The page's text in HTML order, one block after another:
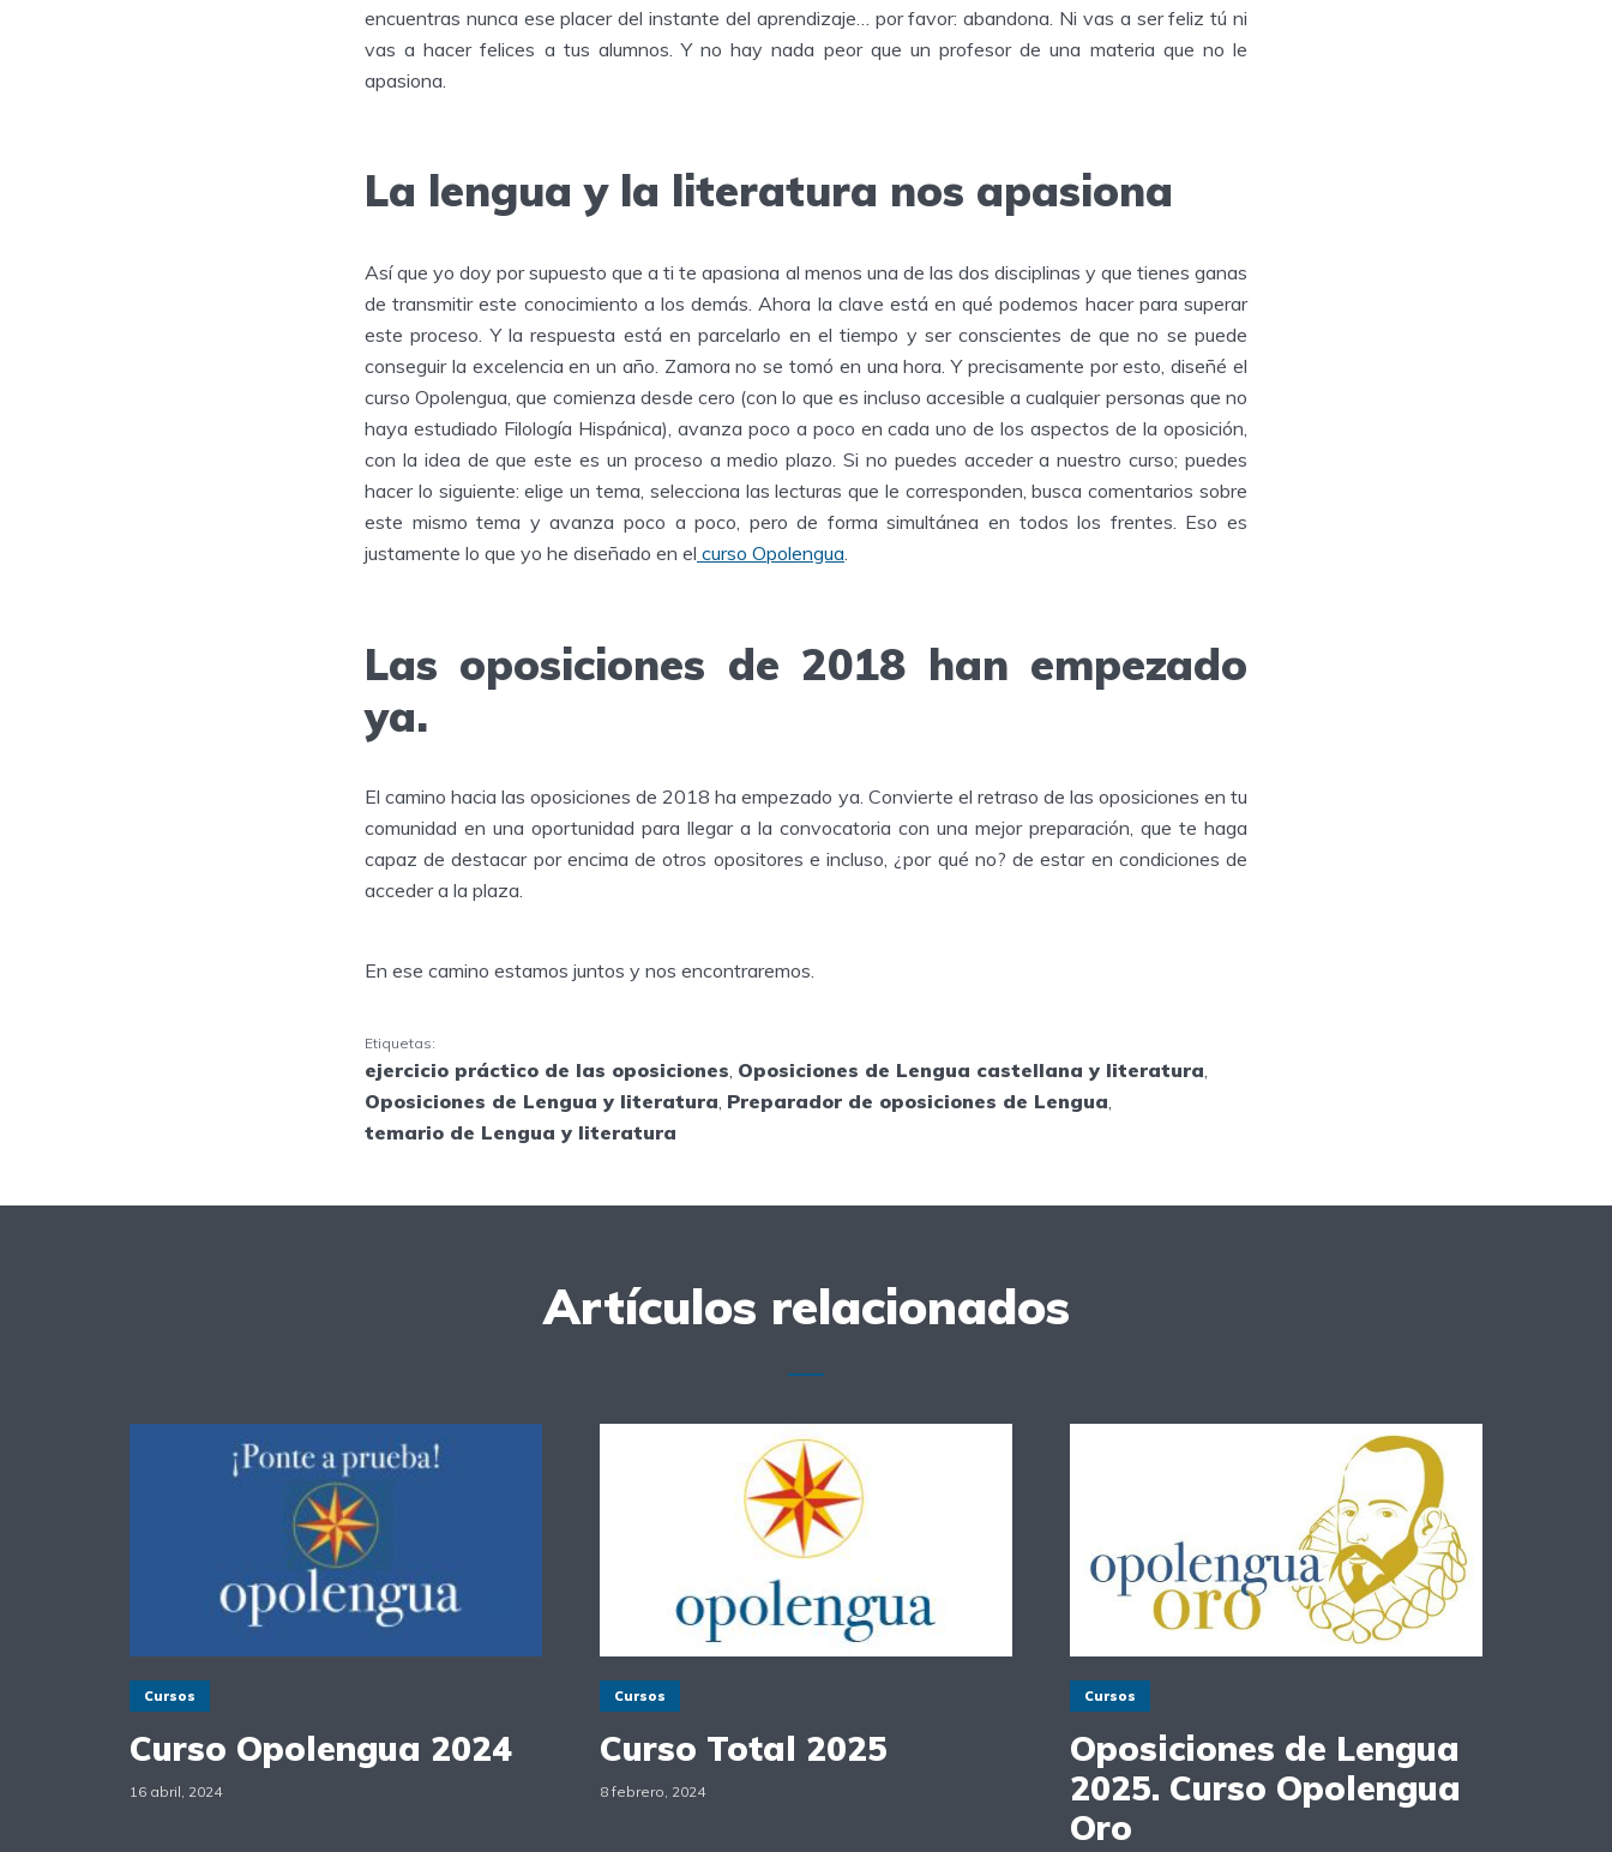
encuentras nunca ese placer del instante del aprendizaje… por favor: abandona. Ni vas a ser feliz tú ni
vas a hacer felices a tus alumnos. Y no hay nada peor que un profesor de una materia que no le
apasiona.
La lengua y la literatura nos apasiona
Así que yo doy por supuesto que a ti te apasiona al menos una de las dos disciplinas y que tienes ganas
de transmitir este conocimiento a los demás. Ahora la clave está en qué podemos hacer para superar
este proceso. Y la respuesta está en parcelarlo en el tiempo y ser conscientes de que no se puede
conseguir la excelencia en un año. Zamora no se tomó en una hora. Y precisamente por esto, diseñé el
curso Opolengua, que comienza desde cero (con lo que es incluso accesible a cualquier personas que no
haya estudiado Filología Hispánica), avanza poco a poco en cada uno de los aspectos de la oposición,
con la idea de que este es un proceso a medio plazo. Si no puedes acceder a nuestro curso; puedes
hacer lo siguiente: elige un tema, selecciona las lecturas que le corresponden, busca comentarios sobre
este mismo tema y avanza poco a poco, pero de forma simultánea en todos los frentes. Eso es
justamente lo que yo he diseñado en el curso Opolengua.
Las oposiciones de 2018 han empezado
ya.
El camino hacia las oposiciones de 2018 ha empezado ya. Convierte el retraso de las oposiciones en tu
comunidad en una oportunidad para llegar a la convocatoria con una mejor preparación, que te haga
capaz de destacar por encima de otros opositores e incluso, ¿por qué no? de estar en condiciones de
acceder a la plaza.
En ese camino estamos juntos y nos encontraremos.
Etiquetas:
ejercicio práctico de las oposiciones, Oposiciones de Lengua castellana y literatura,
Oposiciones de Lengua y literatura, Preparador de oposiciones de Lengua,
temario de Lengua y literatura
Artículos relacionados
Cursos
Curso Opolengua 2024
16 abril, 2024
Cursos
Curso Total 2025
8 febrero, 2024
Cursos
Oposiciones de Lengua
2025. Curso Opolengua
Oro